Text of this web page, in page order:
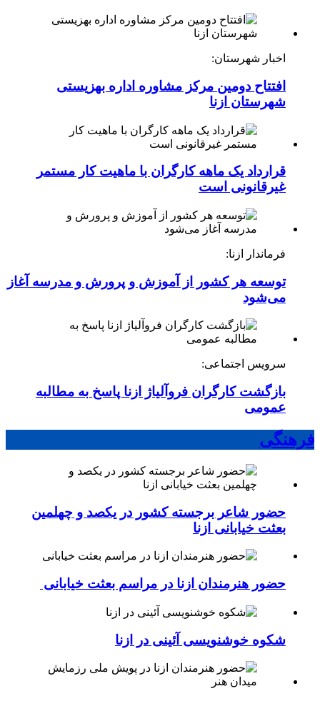
اخبار شهرستان:
افتتاح دومین مرکز مشاوره اداره بهزیستی
شهرستان ازنا
قرارداد یک ماهه کارگران با ماهیت کار مستمر
غیرقانونی است
فرماندار ازنا:
توسعه هر کشور از آموزش و پرورش و مدرسه آغاز
می‌شود
سرویس اجتماعی:
بازگشت کارگران فروآلیاژ ازنا پاسخ به مطالبه
عمومی
فرهنگی
حضور شاعر برجسته کشور در یکصد و چهلمین
بعثت خیابانی ازنا
حضور هنرمندان ازنا در مراسم بعثت خیابانی
شکوه خوشنویسی آئینی در ازنا